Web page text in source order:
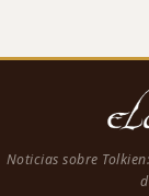
Noticias sobre